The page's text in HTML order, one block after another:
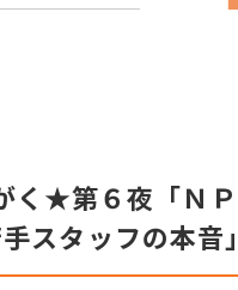
く★第６夜「Ｎ
スタッフの本音」